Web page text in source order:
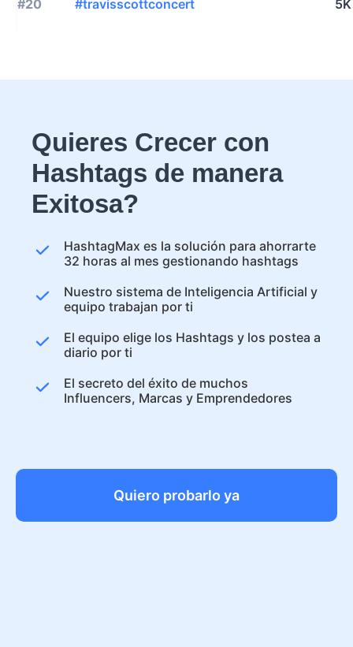
#20 #travisscottconcert 5K
Quieres Crecer con
Hashtags de manera
Exitosa?
HashtagMax es la solución para ahorrarte
32 horas al mes gestionando hashtags
Nuestro sistema de Inteligencia Artificial y
equipo trabajan por ti
El equipo elige los Hashtags y los postea a
diario por ti
El secreto del éxito de muchos
Influencers, Marcas y Emprendedores
Quiero probarlo ya